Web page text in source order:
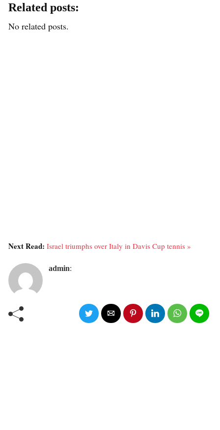
Related posts:
No related posts.
Next Read: Israel triumphs over Italy in Davis Cup tennis »
admin: